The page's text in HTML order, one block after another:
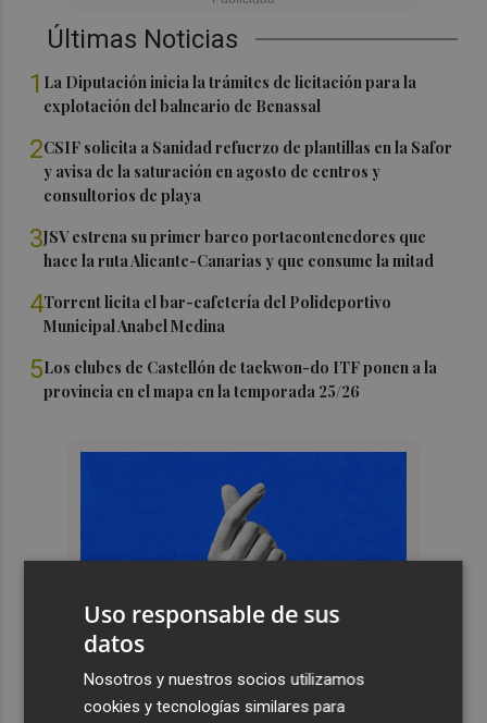
Últimas Noticias
1 La Diputación inicia la trámites de licitación para la
explotación del balneario de Benassal
2CSIF solicita a Sanidad refuerzo de plantillas en la Safor
y avisa de la saturación en agosto de centros y
consultorios de playa
3JSV estrena su primer barco portacontenedores que
hace la ruta Alicante-Canarias y que consume la mitad
4Torrent licita el bar-cafetería del Polideportivo
Municipal Anabel Medina
5Los clubes de Castellón de taekwon-do ITF ponen a la
provincia en el mapa en la temporada 25/26
Uso responsable de sus
datos
Nosotros y nuestros socios utilizamos
cookies y tecnologías similares para